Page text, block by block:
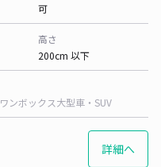
可
高さ
200cm 以下
ワンボックス大型車・SUV
詳細へ